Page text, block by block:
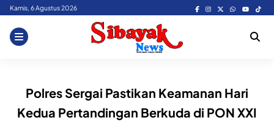
Skip
content
Kamis, 6 Agustus 2026
Polres Sergai Pastikan Keamanan Hari
Kedua Pertandingan Berkuda di PON XXI